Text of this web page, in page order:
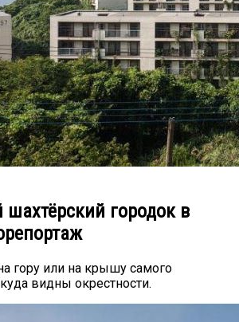
городок в
гору или на крышу самого
видны окрестности.